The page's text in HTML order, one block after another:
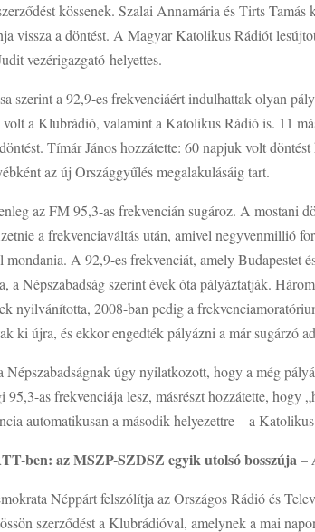
kössenek. Szalai Annamária és Tirts
vissza a döntést. A Magyar Katolikus Rádiót
vezérigazgató-helyettes.
szerint a 92,9-es frekvenciáért indulhattak olyan
volt a Klubrádió, valamint a Katolikus Rádió is. 11
Tímár János hozzátette: 60 napjuk volt
az új Országgyűlés megalakulásáig tart.
az FM 95,3-as frekvencián sugároz. A mostani
a frekvenciaváltás után, amivel negyvenmillió
mondania. A 92,9-es frekvenciát, amely Budapestet
a Népszabadság szerint évek óta pályáztatják.
nyilvánította, 2008-ban pedig a
ki újra, és ekkor engedték pályázni a már sugárzó
Népszabadságnak úgy nyilatkozott, hogy a még
as frekvenciája lesz, másrészt hozzátette, hogy
automatikusan a második helyezettre – a
ben: az MSZP-SZDSZ egyik utolsó bosszúja–
Néppárt felszólítja az Országos Rádió és
szerződést a Klubrádióval, amelynek a mai